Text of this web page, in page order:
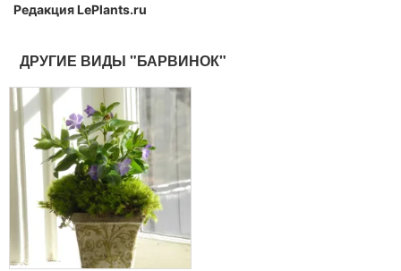
Редакция LePlants.ru
ДРУГИЕ ВИДЫ "БАРВИНОК"